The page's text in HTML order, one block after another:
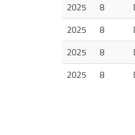
2025
8
2025
8
2025
8
2025
8